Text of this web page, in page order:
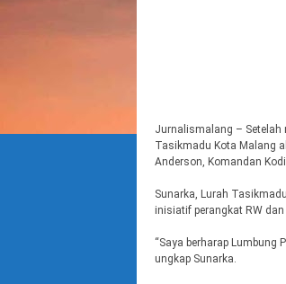
Jurnalismalang – Setelah
Tasikmadu Kota Malang
Anderson, Komandan
Sunarka, Lurah
inisiatif perangkat RW
“Saya berharap
ungkap Sunarka.